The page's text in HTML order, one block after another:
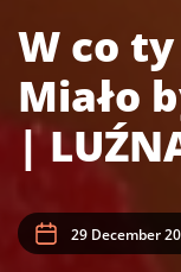
W co
Miało
|
29 December